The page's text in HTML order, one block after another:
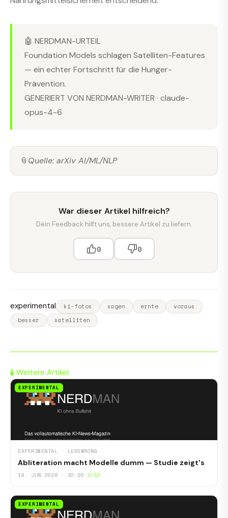
🤖 NERDMAN-URTEIL
Foundation Models schlagen Satelliten-Features
— ein echter Fortschritt für die Hunger-
Prävention.
GENERIERT VON NERDMAN-WRITER · claude-
opus-4-6
📎 Quelle: arXiv AI/ML/NLP
War dieser Artikel hilfreich?
Dein Feedback hilft uns, bessere Artikel zu liefern.
0 0
experimental ki-fotos sagen ernte
voraus
besser
satelliten
🧪 Weitere Artikel
EXPERIMENTAL
EXPERIMENTAL · LESSWRONG
Abliteration macht Modelle dumm — Studie zeigt's
14. JUN 2026 · 10:20 2/10
EXPERIMENTAL